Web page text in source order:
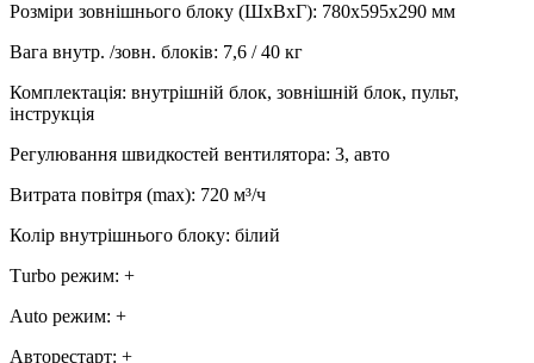
Розміри зовнішнього блоку (ШхВхГ): 780х595х290 мм
Вага внутр. /зовн. блоків: 7,6 / 40 кг
Комплектація: внутрішній блок, зовнішній блок, пульт,
інструкція
Регулювання швидкостей вентилятора: 3, авто
Витрата повітря (max): 720 м³/ч
Колір внутрішнього блоку: білий
Тurbo режим: +
Аuto режим: +
Авторестарт: +